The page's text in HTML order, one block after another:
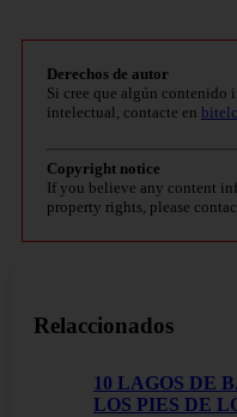
Derechos de autor
Si cree que algún contenido
intelectual, contacte en
Copyright notice
If you believe any content
property rights, please
Relaccionados
10 LAGOS DE
LOS PIES DE